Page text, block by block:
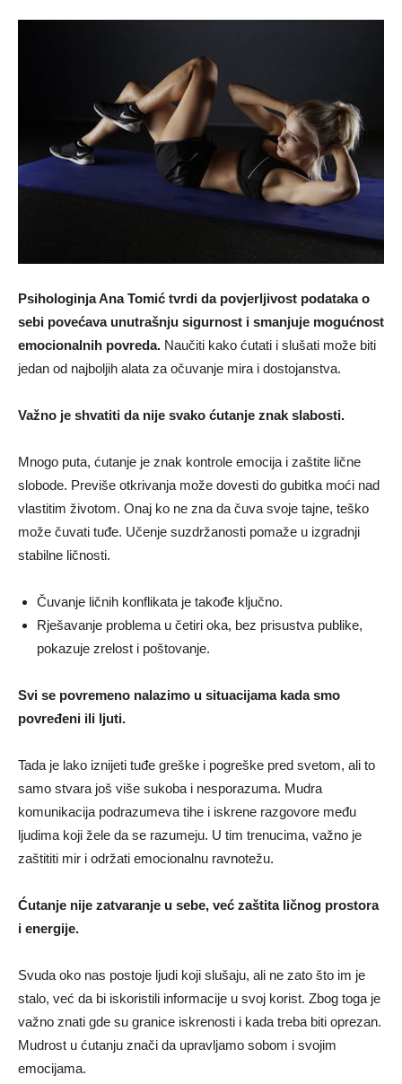
Psihologinja Ana Tomić tvrdi da povjerljivost podataka o
sebi povećava unutrašnju sigurnost i smanjuje mogućnost
emocionalnih povreda. Naučiti kako ćutati i slušati može biti
jedan od najboljih alata za očuvanje mira i dostojanstva.
Važno je shvatiti da nije svako ćutanje znak slabosti.
Mnogo puta, ćutanje je znak kontrole emocija i zaštite lične
slobode. Previše otkrivanja može dovesti do gubitka moći nad
vlastitim životom. Onaj ko ne zna da čuva svoje tajne, teško
može čuvati tuđe. Učenje suzdržanosti pomaže u izgradnji
stabilne ličnosti.
Čuvanje ličnih konflikata je takođe ključno.
Rješavanje problema u četiri oka, bez prisustva publike,
pokazuje zrelost i poštovanje.
Svi se povremeno nalazimo u situacijama kada smo
povređeni ili ljuti.
Tada je lako iznijeti tuđe greške i pogreške pred svetom, ali to
samo stvara još više sukoba i nesporazuma. Mudra
komunikacija podrazumeva tihe i iskrene razgovore među
ljudima koji žele da se razumeju. U tim trenucima, važno je
zaštititi mir i održati emocionalnu ravnotežu.
Ćutanje nije zatvaranje u sebe, već zaštita ličnog prostora
i energije.
Svuda oko nas postoje ljudi koji slušaju, ali ne zato što im je
stalo, već da bi iskoristili informacije u svoj korist. Zbog toga je
važno znati gde su granice iskrenosti i kada treba biti oprezan.
Mudrost u ćutanju znači da upravljamo sobom i svojim
emocijama.